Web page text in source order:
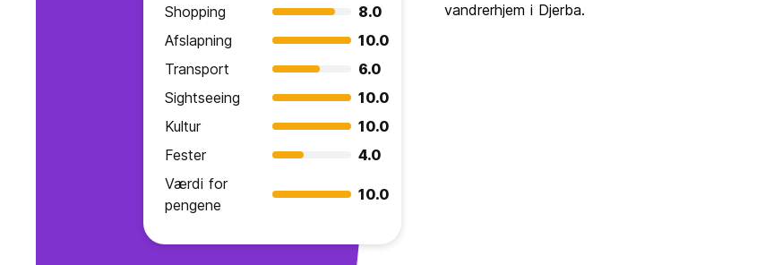
Shopping
8.0
Afslapning
10.0
Transport
6.0
Sightseeing
10.0
Kultur
10.0
Fester
4.0
Værdi for
pengene
10.0
vandrerhjem i Djerba.